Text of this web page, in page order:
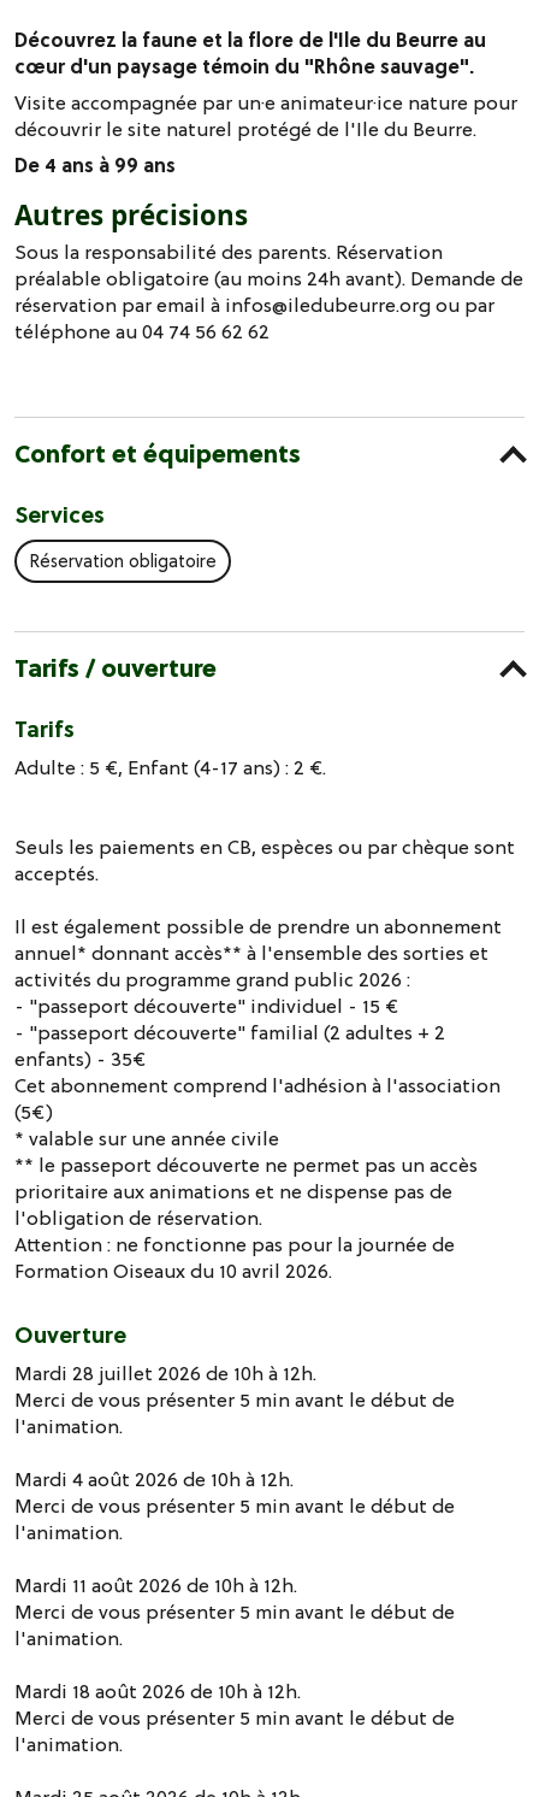
Découvrez la faune et la flore de l'Ile du Beurre au
cœur d'un paysage témoin du "Rhône sauvage".
Visite accompagnée par un·e animateur·ice nature pour
découvrir le site naturel protégé de l'Ile du Beurre.
De 4 ans à 99 ans
Autres précisions
Sous la responsabilité des parents. Réservation
préalable obligatoire (au moins 24h avant). Demande de
réservation par email à infos@iledubeurre.org ou par
téléphone au 04 74 56 62 62
Confort et équipements
Services
Réservation obligatoire
Tarifs / ouverture
Tarifs
Adulte : 5 €, Enfant (4-17 ans) : 2 €.
Seuls les paiements en CB, espèces ou par chèque sont
acceptés.
Il est également possible de prendre un abonnement
annuel* donnant accès** à l'ensemble des sorties et
activités du programme grand public 2026 :
- "passeport découverte" individuel - 15 €
- "passeport découverte" familial (2 adultes + 2
enfants) - 35€
Cet abonnement comprend l'adhésion à l'association
(5€)
* valable sur une année civile
** le passeport découverte ne permet pas un accès
prioritaire aux animations et ne dispense pas de
l'obligation de réservation.
Attention : ne fonctionne pas pour la journée de
Formation Oiseaux du 10 avril 2026.
Ouverture
Mardi 28 juillet 2026 de 10h à 12h.
Merci de vous présenter 5 min avant le début de
l'animation.
Mardi 4 août 2026 de 10h à 12h.
Merci de vous présenter 5 min avant le début de
l'animation.
Mardi 11 août 2026 de 10h à 12h.
Merci de vous présenter 5 min avant le début de
l'animation.
Mardi 18 août 2026 de 10h à 12h.
Merci de vous présenter 5 min avant le début de
l'animation.